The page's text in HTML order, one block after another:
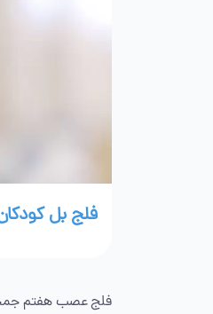
فلج بل
فلج عصب هفتم